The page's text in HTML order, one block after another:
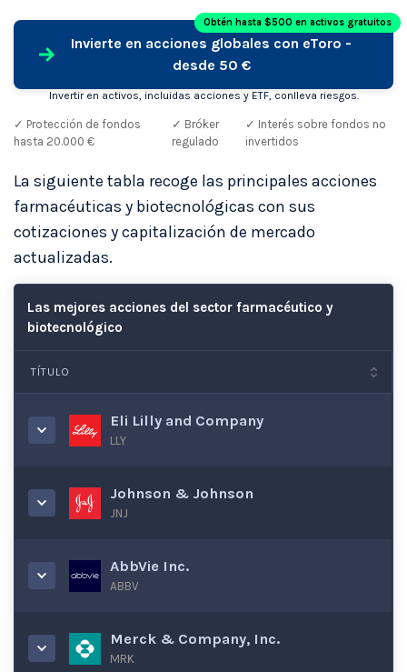
Invierte en acciones globales con eToro -
desde 50 €
Obtén hasta $500 en activos gratuitos
Invertir en activos, incluidas acciones y ETF, conlleva riesgos.
✓ Protección de fondos
hasta 20.000 €
✓ Bróker
regulado
✓ Interés sobre fondos no
invertidos
La siguiente tabla recoge las principales acciones
farmacéuticas y biotecnológicas con sus
cotizaciones y capitalización de mercado
actualizadas.
Las mejores acciones del sector farmacéutico y
biotecnológico
TÍTULO
Eli Lilly and Company
LLY
Johnson & Johnson
JNJ
AbbVie Inc.
ABBV
Merck & Company, Inc.
MRK